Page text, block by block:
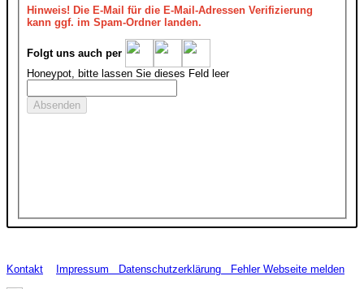
Hinweis!Die E-Mail für die E-Mail-Adressen Verifizierung
kann ggf. im Spam-Ordner landen.
Folgt uns auch per
Honeypot, bitte lassen Sie dieses Feld leer
Kontakt Impressum Datenschutzerklärung Fehler Webseite melden